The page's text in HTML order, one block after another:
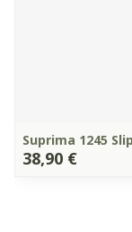
Suprima 1245
38,90 €